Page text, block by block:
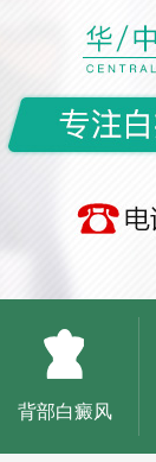
背部白癜风